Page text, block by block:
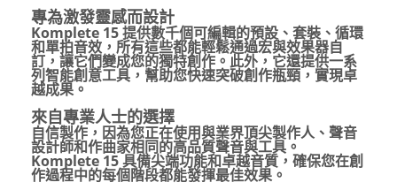
專為激發靈感而設計
Komplete 15提供數千個可編輯的預設、套裝、循環
和單拍音效，所有這些都能輕鬆通過宏與效果器自
訂，讓它們變成您的獨特創作。此外，它還提供一系
列智能創意工具，幫助您快速突破創作瓶頸，實現卓
越成果。
來自專業人士的選擇
自信製作，因為您正在使用與業界頂尖製作人、聲音
設計師和作曲家相同的高品質聲音與工具。
Komplete 15具備尖端功能和卓越音質，確保您在創
作過程中的每個階段都能發揮最佳效果。